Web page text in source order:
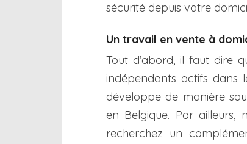
sécurité depuis votre
Un travail en vente à
Tout d’abord, il faut dire
indépendants actifs dans
développe de manière
en Belgique. Par ailleurs,
recherchez un